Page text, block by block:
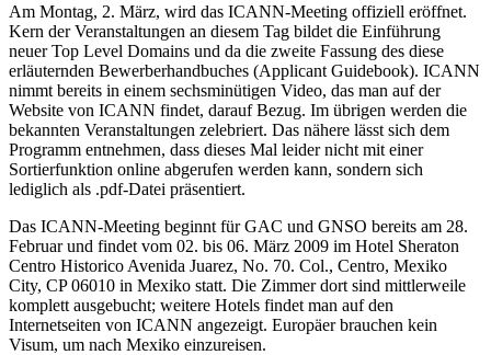
Am Montag, 2. März, wird das ICANN-Meeting offiziell eröffnet.
Kern der Veranstaltungen an diesem Tag bildet die Einführung
neuer Top Level Domains und da die zweite Fassung des diese
erläuternden Bewerberhandbuches (Applicant Guidebook). ICANN
nimmt bereits in einem sechsminütigen Video, das man auf der
Website von ICANN findet, darauf Bezug. Im übrigen werden die
bekannten Veranstaltungen zelebriert. Das nähere lässt sich dem
Programm entnehmen, dass dieses Mal leider nicht mit einer
Sortierfunktion online abgerufen werden kann, sondern sich
lediglich als .pdf-Datei präsentiert.
Das ICANN-Meeting beginnt für GAC und GNSO bereits am 28.
Februar und findet vom 02. bis 06. März 2009 im Hotel Sheraton
Centro Historico Avenida Juarez, No. 70. Col., Centro, Mexiko
City, CP 06010 in Mexiko statt. Die Zimmer dort sind mittlerweile
komplett ausgebucht; weitere Hotels findet man auf den
Internetseiten von ICANN angezeigt. Europäer brauchen kein
Visum, um nach Mexiko einzureisen.